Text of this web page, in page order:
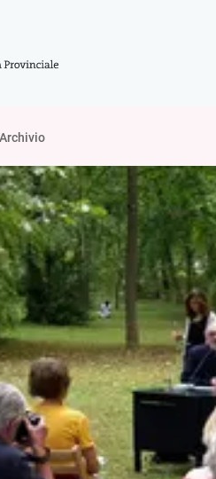
Archivio